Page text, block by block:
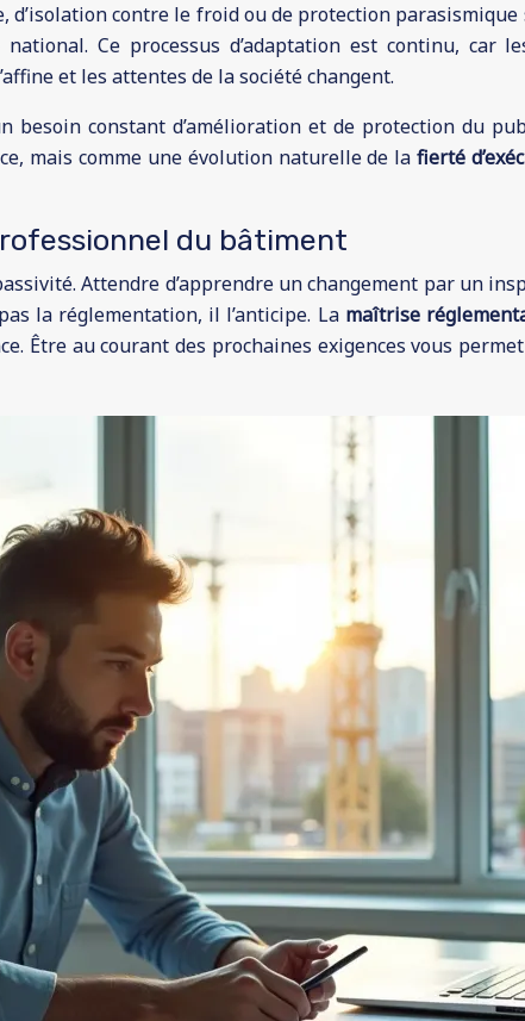
d’isolation contre le froid ou de protection
Ce processus d’adaptation est continu, car
et les attentes de la société changent.
constant d’amélioration et de protection du
mais comme une évolution naturelle de lafierté
du bâtiment
Attendre d’apprendre un changement par un
la réglementation, il l’anticipe. La maîtrise
Être au courant des prochaines exigences vous